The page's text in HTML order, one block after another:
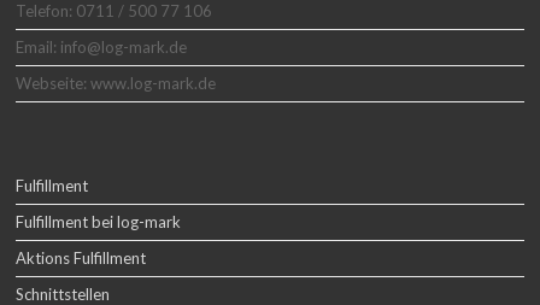
Telefon: 0711 / 500 77 106
Email: info@log-mark.de
Webseite: www.log-mark.de
Fulfillment
Fulfillment bei log-mark
Aktions Fulfillment
Schnittstellen